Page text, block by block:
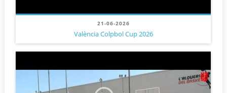
21-06-2026
València Colpbol Cup 2026